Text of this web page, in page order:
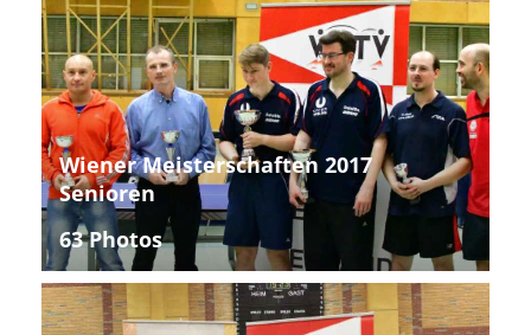
Wiener Meisterschaften 2017
Senioren
63 Photos